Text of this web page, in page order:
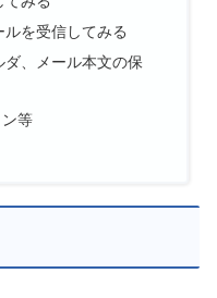
を受信してみる
、メール本文の保
等